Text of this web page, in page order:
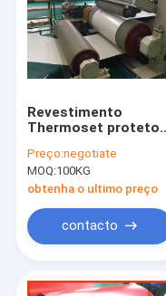
Revestimento
Thermoset protetor
para o aço pre
pintado
Preço:negotiate
MOQ:100KG
obtenha o ultimo preço
contacto